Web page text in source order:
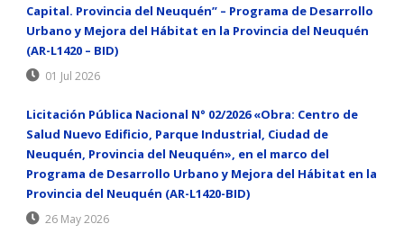
Capital. Provincia del Neuquén” – Programa de Desarrollo
Urbano y Mejora del Hábitat en la Provincia del Neuquén
(AR-L1420 – BID)
01 Jul 2026
Licitación Pública Nacional N° 02/2026 «Obra: Centro de
Salud Nuevo Edificio, Parque Industrial, Ciudad de
Neuquén, Provincia del Neuquén», en el marco del
Programa de Desarrollo Urbano y Mejora del Hábitat en la
Provincia del Neuquén (AR-L1420-BID)
26 May 2026